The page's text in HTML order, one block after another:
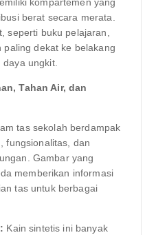
berat secara merata.
seperti buku pelajaran,
paling dekat ke belakang
ungkit.
Tahan Air, dan
tas sekolah berdampak
fungsionalitas, dan
Gambar yang
memberikan informasi
tas untuk berbagai
Kain sintetis ini banyak